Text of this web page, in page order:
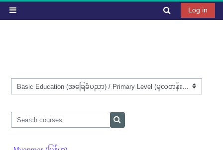
Skip to main content
ToggleLog in
Course categories
Search courses
Search courses